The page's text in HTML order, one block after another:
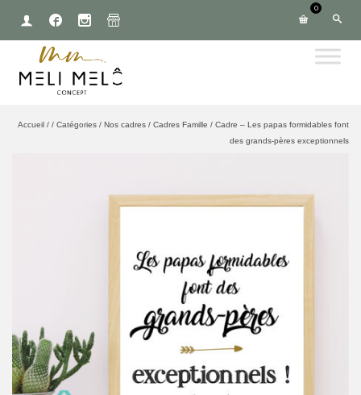
0
Accueil / / Catégories / Nos cadres / Cadres Famille / Cadre – Les papas formidables font
des grands-pères exceptionnels